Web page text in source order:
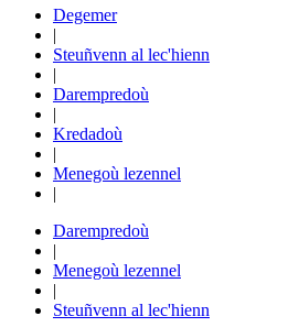
Degemer
|
Steuñvenn al lec'hienn
|
Darempredoù
|
Kredadoù
|
Menegoù lezennel
|
Darempredoù
|
Menegoù lezennel
|
Steuñvenn al lec'hienn